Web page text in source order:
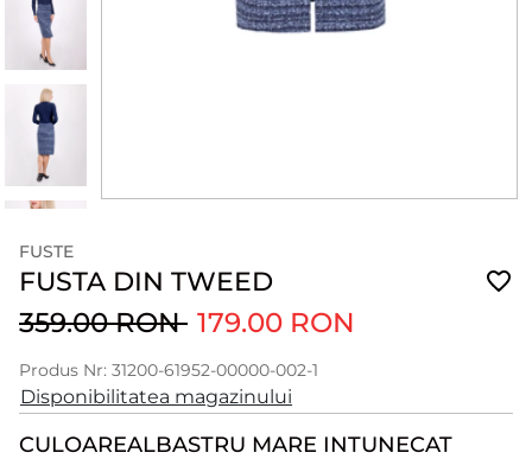
FUSTE
FUSTA DIN TWEED
359.00 RON 179.00 RON
Produs Nr: 31200-61952-00000-002-1
Disponibilitatea magazinului
CULOAREALBASTRU MARE INTUNECAT